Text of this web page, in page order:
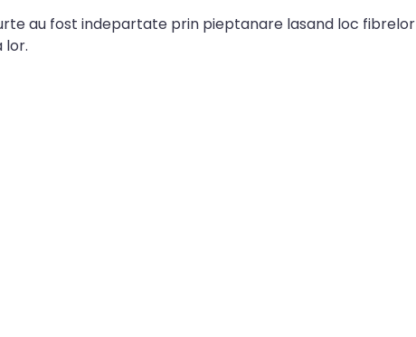
au fost indepartate prin pieptanare lasand loc fibrelor
lor.